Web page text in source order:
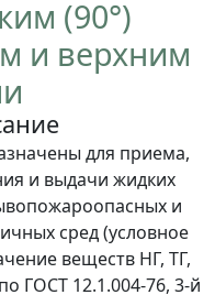
(90°)
и верхним
для приема,
и выдачи жидких
и
сред (условное
веществ НГ, ТГ,
ГОСТ 12.1.004-76, 3-й